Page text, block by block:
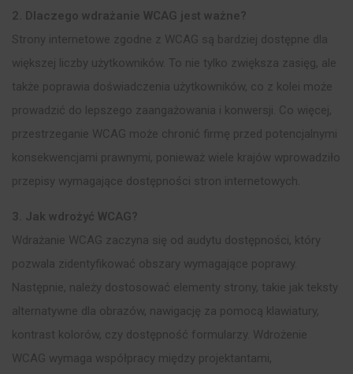
2. Dlaczego wdrażanie WCAG jest ważne?
Strony internetowe zgodne z WCAG są bardziej dostępne dla
większej liczby użytkowników. To nie tylko zwiększa zasięg, ale
także poprawia doświadczenia użytkowników, co z kolei może
prowadzić do lepszego zaangażowania i konwersji. Co więcej,
przestrzeganie WCAG może chronić firmę przed potencjalnymi
konsekwencjami prawnymi, ponieważ wiele krajów wprowadziło
przepisy wymagające dostępności stron internetowych.
3. Jak wdrożyć WCAG?
Wdrażanie WCAG zaczyna się od audytu dostępności, który
pozwala zidentyfikować obszary wymagające poprawy.
Następnie, należy dostosować elementy strony, takie jak teksty
alternatywne dla obrazów, nawigację za pomocą klawiatury,
kontrast kolorów, czy dostępność formularzy. Wdrożenie
WCAG wymaga współpracy między projektantami,